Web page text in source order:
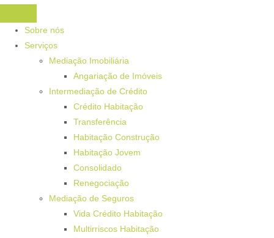
Sobre nós
Serviços
Mediação Imobiliária
Angariação de Imóveis
Intermediação de Crédito
Crédito Habitação
Transferência
Habitação Construção
Habitação Jovem
Consolidado
Renegociação
Mediação de Seguros
Vida Crédito Habitação
Multirriscos Habitação